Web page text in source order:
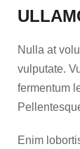
Nulla at
vulputate.
fermentum
Enim